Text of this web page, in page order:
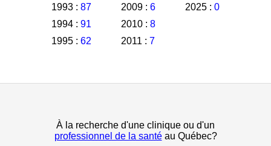
1993 : 87
1994 : 91
1995 : 62
2009 : 6
2010 : 8
2011 : 7
2025 : 0
À la recherche d'une clinique ou d'un
professionnel de la santéau Québec?